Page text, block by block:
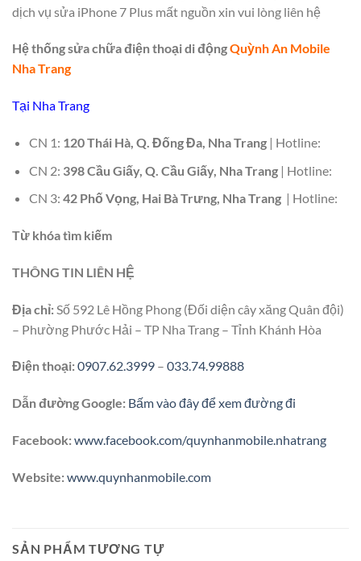
dịch vụ sửa iPhone 7 Plus mất nguồn xin vui lòng liên hệ
Hệ thống sửa chữa điện thoại di độngQuỳnh An Mobile
Nha Trang
Tại Nha Trang
CN 1: 120 Thái Hà, Q. Đống Đa, Nha Trang| Hotline:
CN 2: 398 Cầu Giấy, Q. Cầu Giấy, Nha Trang| Hotline:
CN 3: 42 Phố Vọng, Hai Bà Trưng, Nha Trang| Hotline:
Từ khóa tìm kiếm
THÔNG TIN LIÊN HỆ
Địa chỉ: Số 592 Lê Hồng Phong (Đối diện cây xăng Quân đội)
– Phường Phước Hải – TP Nha Trang – Tỉnh Khánh Hòa
Điện thoại:0907.62.3999 – 033.74.99888
Dẫn đường Google: Bấm vào đây để xem đường đi
Facebook:www.facebook.com/quynhanmobile.nhatrang
Website:www.quynhanmobile.com
SẢN PHẨM TƯƠNG TỰ